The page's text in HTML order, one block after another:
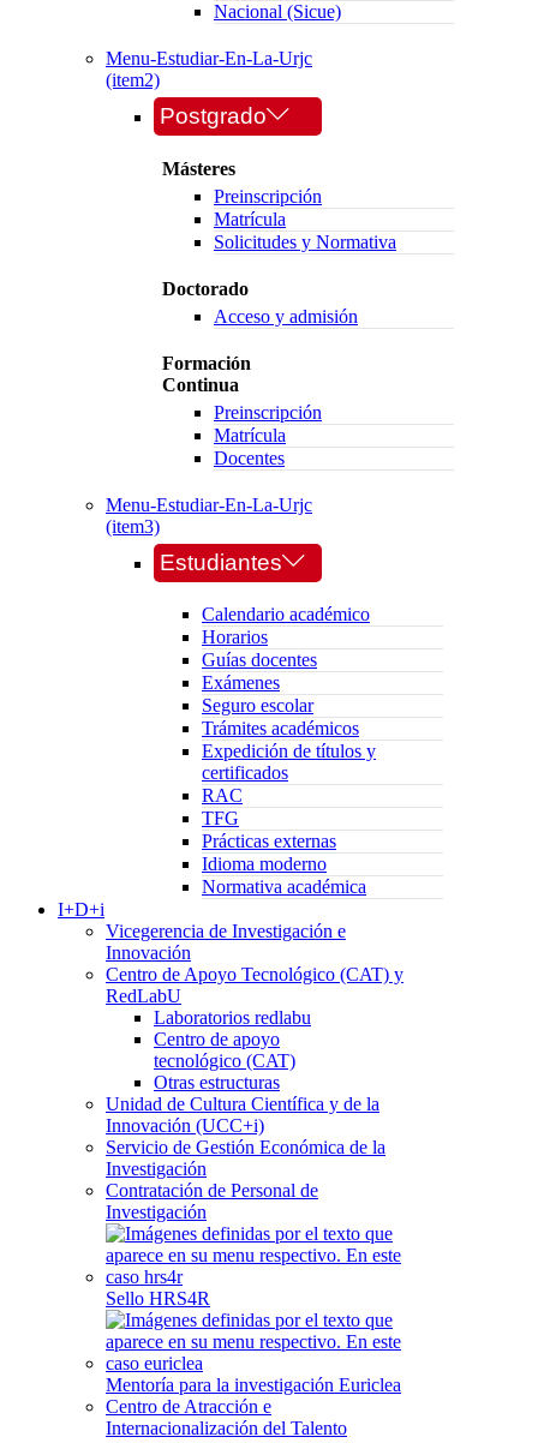
Nacional (Sicue)
Menu-Estudiar-En-La-Urjc
(item2)
Postgrado
Másteres
Preinscripción
Matrícula
Solicitudes y Normativa
Doctorado
Acceso y admisión
Formación
Continua
Preinscripción
Matrícula
Docentes
Menu-Estudiar-En-La-Urjc
(item3)
Estudiantes
Calendario académico
Horarios
Guías docentes
Exámenes
Seguro escolar
Trámites académicos
Expedición de títulos y
certificados
RAC
TFG
Prácticas externas
Idioma moderno
Normativa académica
I+D+i
Vicegerencia de Investigación e
Innovación
Centro de Apoyo Tecnológico (CAT) y
RedLabU
Laboratorios redlabu
Centro de apoyo
tecnológico (CAT)
Otras estructuras
Unidad de Cultura Científica y de la
Innovación (UCC+i)
Servicio de Gestión Económica de la
Investigación
Contratación de Personal de
Investigación
Sello HRS4R
Mentoría para la investigación Euriclea
Centro de Atracción e
Internacionalización del Talento